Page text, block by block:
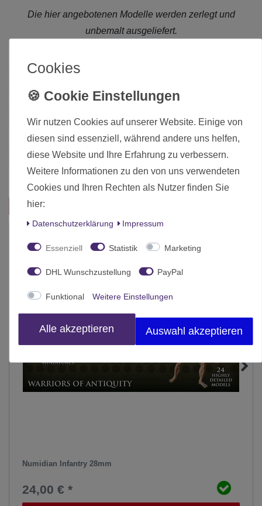
Die hier angebotenen Modelle werden zerlegt und
unbemalt ausgeliefert.
Art.-ID 9974
Altersfreigabe Ohne Altersbeschränkung
Hersteller Victrix
Herstellungsland Deutschland
Inhalt 1 Stück
Das passt zu diesem Produkt:
Numidian Infantry 28mm
24,00 € *
Cookies
Wir nutzen Cookies auf unserer Website. Einige von
diesen sind essenziell, während andere uns helfen,
diese Website und Ihre Erfahrung zu verbessern.
Weitere Informationen zu den von uns verwendeten
Cookies und Ihren Rechten als Nutzer finden Sie
hier:
Daten­schutz­erklärung Impressum
Essenziell Statistik Marketing
DHL Wunschzustellung PayPal
Funktional Weitere Einstellungen
Alle akzeptieren Auswahl akzeptieren